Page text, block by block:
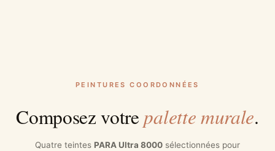
PEINTURES COORDONNÉES
Composez votrepalette murale.
Quatre teintes PARA Ultra 8000 sélectionnées pour